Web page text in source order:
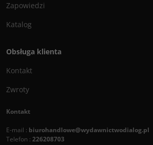
Zapowiedzi
Katalog
Obsługa klienta
Kontakt
Zwroty
Kontakt
E-mail : biurohandlowe@wydawnictwodialog.pl
Telefon : 226208703